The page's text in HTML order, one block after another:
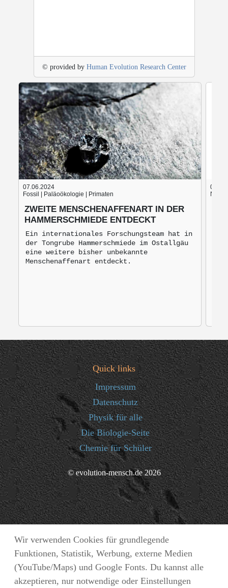
Wir verwenden Cookies für grundlegende
Funktionen, Statistik, Werbung, externe Medien
(YouTube/Maps) und Google Fonts. Du kannst alle
akzeptieren, nur notwendige oder Einstellungen
© provided by Human Evolution Research Center
07.06.2024
Fossil | Paläoökologie | Primaten
ZWEITE MENSCHENAFFENART IN DER
HAMMERSCHMIEDE ENTDECKT
Ein internationales Forschungsteam hat in
der Tongrube Hammerschmiede im Ostallgäu
eine weitere bisher unbekannte
Menschenaffenart entdeckt.
Nach
Quick links
Impressum
Datenschutz
Physik für alle
Die Biologie-Seite
Chemie für Schüler
© evolution-mensch.de 2026